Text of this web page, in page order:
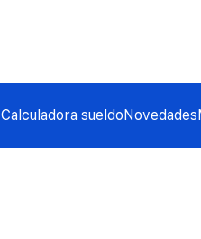
Calculadora sueldoNovedades